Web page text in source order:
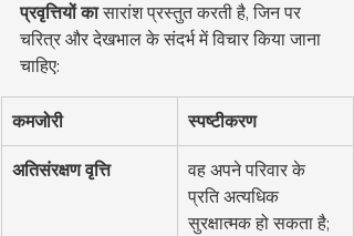
प्रवृत्तियों का सारांश प्रस्तुत करती है, जिन पर
चरित्र और देखभाल के संदर्भ में विचार किया जाना
चाहिए:
कमजोरी स्पष्टीकरण
अतिसंरक्षण वृत्ति
वह अपने परिवार के
प्रति अत्यधिक
सुरक्षात्मक हो सकता है;